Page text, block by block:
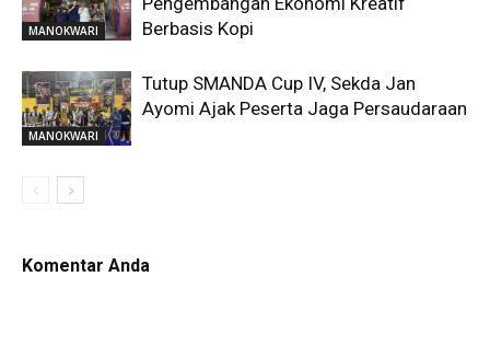
MANOKWARI
Berbasis Kopi
MANOKWARI
Tutup SMANDA Cup IV, Sekda Jan
Ayomi Ajak Peserta Jaga Persaudaraan
Komentar Anda